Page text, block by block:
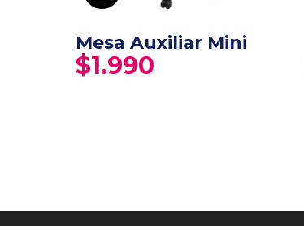
Mesa Auxiliar Mini
$1.990